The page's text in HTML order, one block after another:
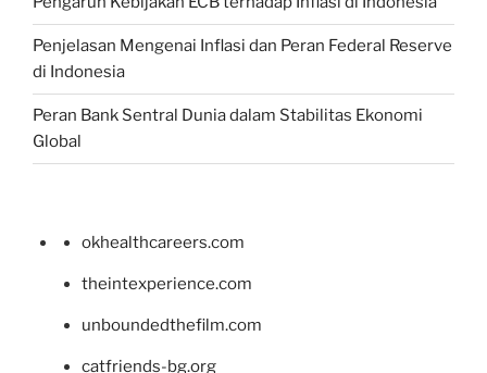
Penjelasan Mengenai Inflasi dan Peran Federal Reserve
di Indonesia
Peran Bank Sentral Dunia dalam Stabilitas Ekonomi
Global
okhealthcareers.com
theintexperience.com
unboundedthefilm.com
catfriends-bg.org